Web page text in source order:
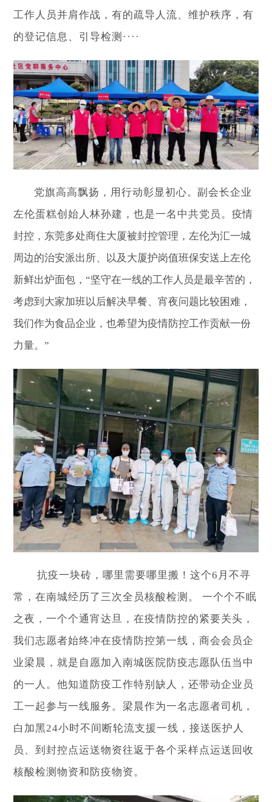
工作人员并肩作战，有的疏导人流、维护秩序，有
的登记信息、引导检测····
党旗高高飘扬，用行动彰显初心。 副会长企业
左伦蛋糕创始人林孙建，也是一名中共党员。疫情
封控，东莞多处商住大厦被封控管理，左伦为汇一城
周边的治安派出所、以及大厦护岗值班保安送上左伦
新鲜出炉面包，“坚守在一线的工作人员是最辛苦的，
考虑到大家加班以后解决早餐、宵夜问题比较困难，
我们作为食品企业，也希望为疫情防控工作贡献一份
力量。”
抗疫一块砖，哪里需要哪里搬！这个6月不寻
常，在南城经历了三次全员核酸检测。 一个个不眠
之夜，一个个通宵达旦，在疫情防控的紧要关头，
我们志愿者始终冲在疫情防控第一线，商会会员企
业梁晨，就是自愿加入南城医院防疫志愿队伍当中
的一人。他知道防疫工作特别缺人，还带动企业员
工一起参与一线服务。梁晨作为一名志愿者司机，
白加黑24小时不间断轮流支援一线，接送医护人
员、到封控点运送物资往返于各个采样点运送回收
核酸检测物资和防疫物资。